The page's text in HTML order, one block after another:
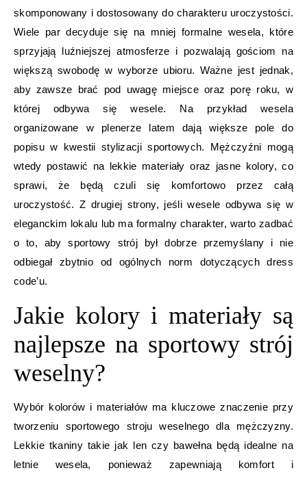
skomponowany i dostosowany do charakteru uroczystości.
Wiele par decyduje się na mniej formalne wesela, które
sprzyjają luźniejszej atmosferze i pozwalają gościom na
większą swobodę w wyborze ubioru. Ważne jest jednak,
aby zawsze brać pod uwagę miejsce oraz porę roku, w
której odbywa się wesele. Na przykład wesela
organizowane w plenerze latem dają większe pole do
popisu w kwestii stylizacji sportowych. Mężczyźni mogą
wtedy postawić na lekkie materiały oraz jasne kolory, co
sprawi, że będą czuli się komfortowo przez całą
uroczystość. Z drugiej strony, jeśli wesele odbywa się w
eleganckim lokalu lub ma formalny charakter, warto zadbać
o to, aby sportowy strój był dobrze przemyślany i nie
odbiegał zbytnio od ogólnych norm dotyczących dress
code’u.
Jakie kolory i materiały są
najlepsze na sportowy strój
weselny?
Wybór kolorów i materiałów ma kluczowe znaczenie przy
tworzeniu sportowego stroju weselnego dla mężczyzny.
Lekkie tkaniny takie jak len czy bawełna będą idealne na
letnie wesela, ponieważ zapewniają komfort i